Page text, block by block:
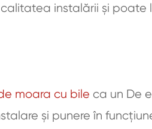
instalării și poate
moara cu bile ca un De
și punere în